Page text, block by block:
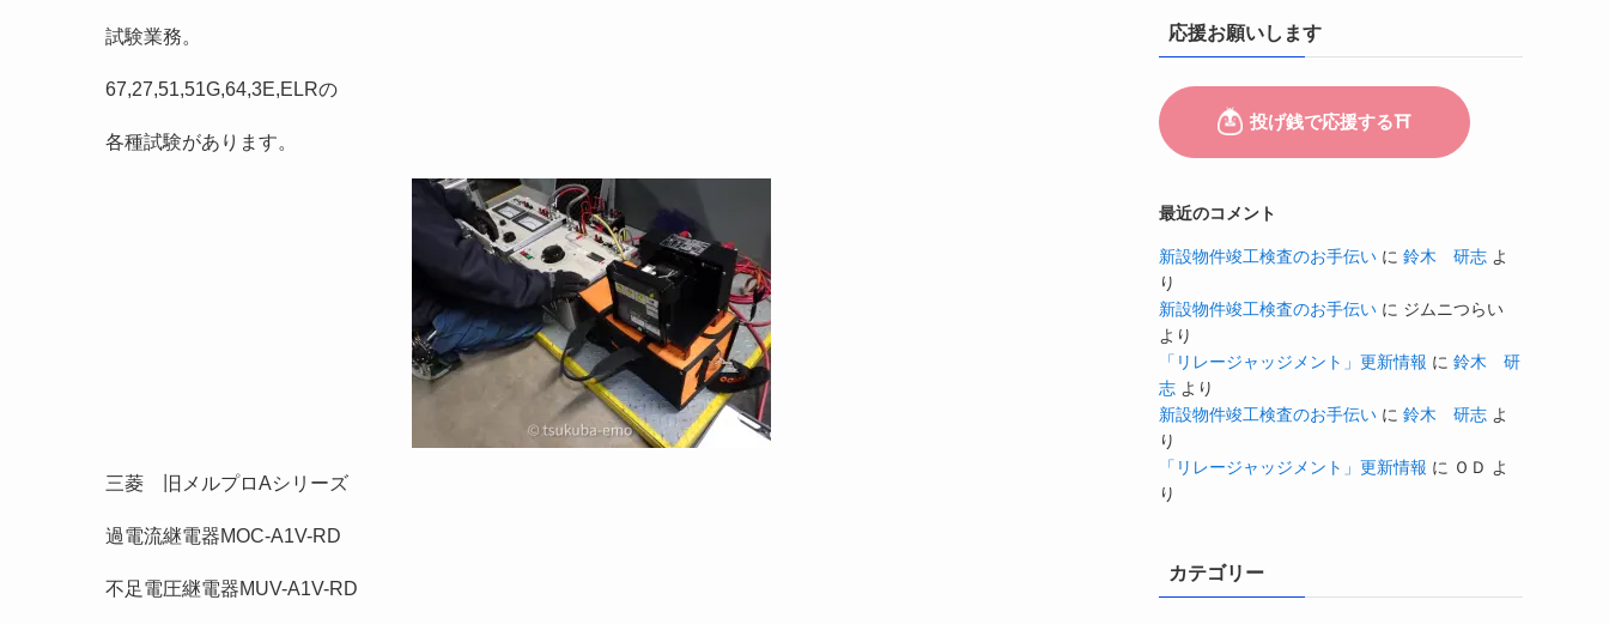
試験業務。
67,27,51,51G,64,3E,ELRの
各種試験があります。
三菱 旧メルプロAシリーズ
過電流継電器MOC-A1V-RD
不足電圧継電器MUV-A1V-RD
応援お願いします
最近のコメント
新設物件竣工検査のお手伝い に 鈴木 研志 よ
り
新設物件竣工検査のお手伝い に ジムニつらい
より
「リレージャッジメント」更新情報 に 鈴木 研
志 より
新設物件竣工検査のお手伝い に 鈴木 研志 よ
り
「リレージャッジメント」更新情報 に ＯＤ よ
り
カテゴリー